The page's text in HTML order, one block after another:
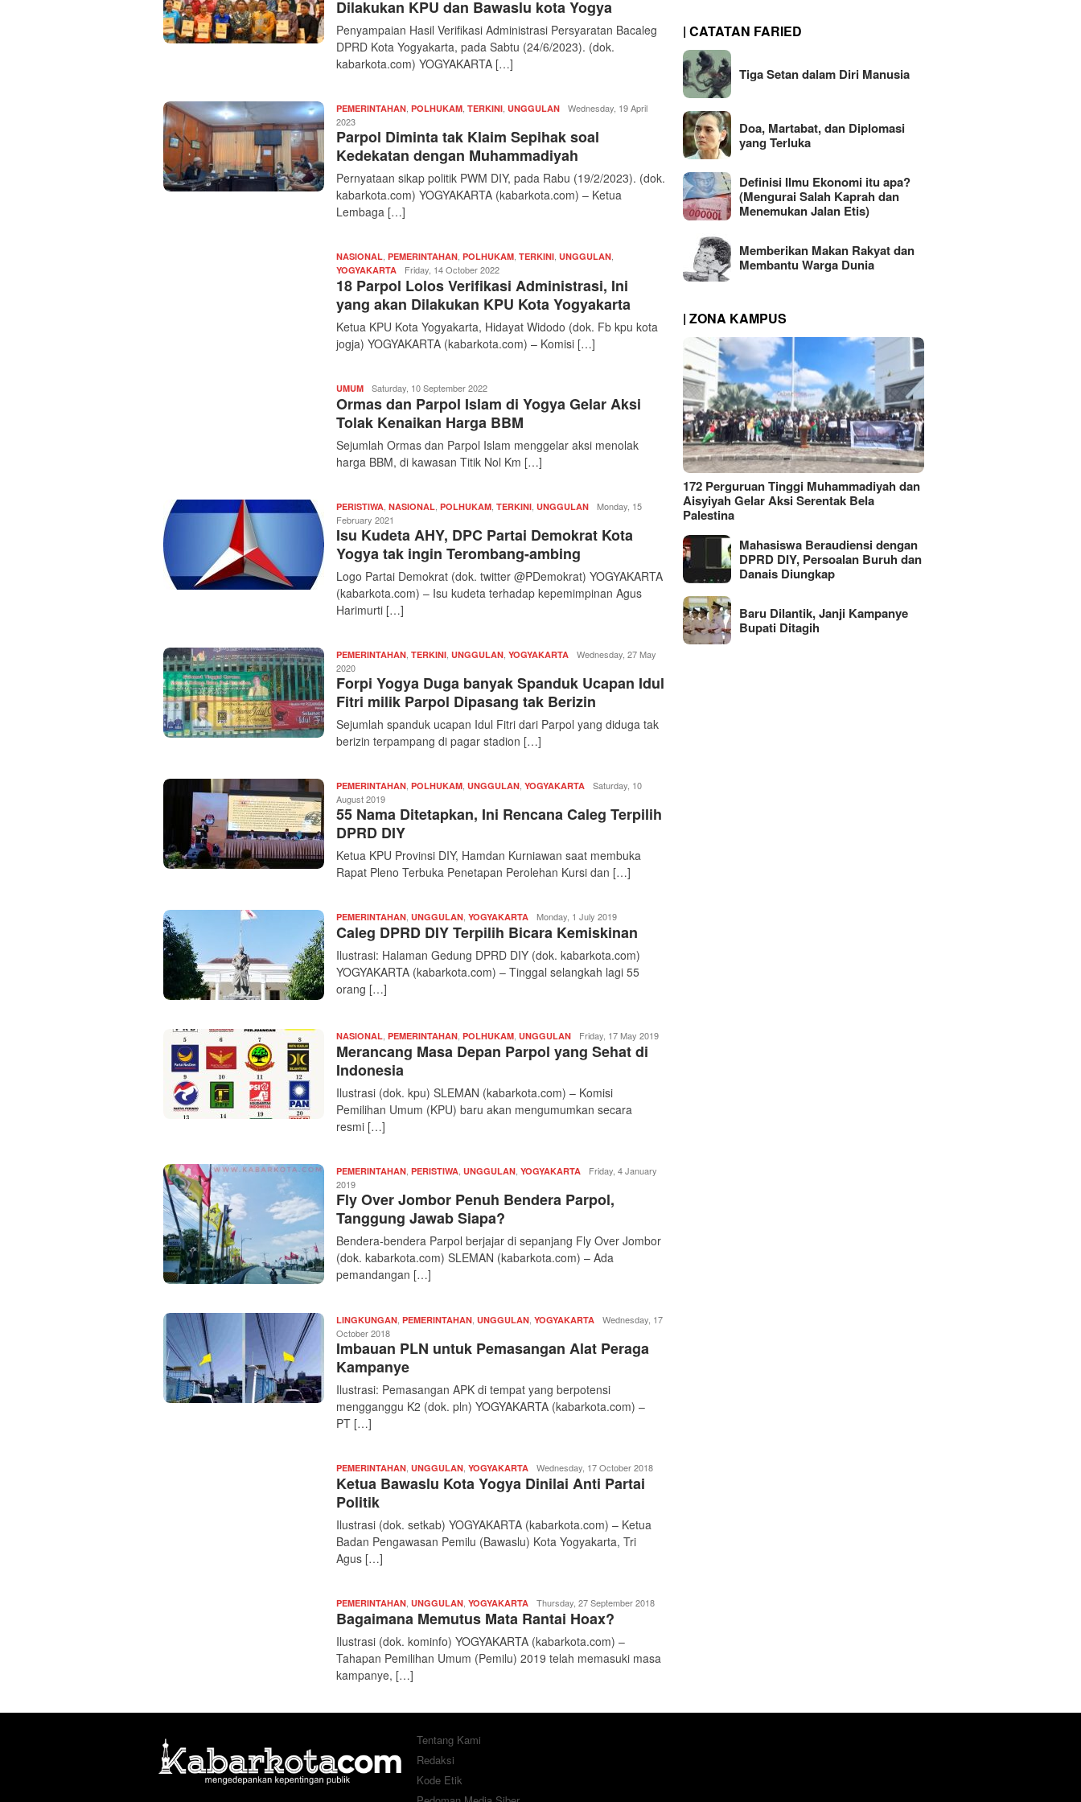
Dilakukan KPU dan Bawaslu kota Yogya
Penyampaian Hasil Verifikasi Administrasi Persyaratan Bacaleg
DPRD Kota Yogyakarta, pada Sabtu (24/6/2023). (dok.
kabarkota.com) YOGYAKARTA […]
PEMERINTAHAN POLHUKAM TERKINI UNGGULAN Redaksi
kabarkota
Wednesday, 19 April
2023
Parpol Diminta tak Klaim Sepihak soal
Kedekatan dengan Muhammadiyah
Pernyataan sikap politik PWM DIY, pada Rabu (19/2/2023). (dok.
kabarkota.com) YOGYAKARTA (kabarkota.com) – Ketua
Lembaga […]
NASIONAL PEMERINTAHAN POLHUKAM TERKINI UNGGULAN
YOGYAKARTA Redaksi
|
kabarkota
Friday, 14 October 2022
18 Parpol Lolos Verifikasi Administrasi, Ini
yang akan Dilakukan KPU Kota Yogyakarta
Ketua KPU Kota Yogyakarta, Hidayat Widodo (dok. Fb kpu kota
jogja) YOGYAKARTA (kabarkota.com) – Komisi […]
UMUM Redaksi
|
kabarkota
Saturday, 10 September 2022
Ormas dan Parpol Islam di Yogya Gelar Aksi
Tolak Kenaikan Harga BBM
Sejumlah Ormas dan Parpol Islam menggelar aksi menolak
harga BBM, di kawasan Titik Nol Km […]
PERISTIWA NASIONAL POLHUKAM TERKINI UNGGULAN Redaksi
kabarkota
Monday, 15
February 2021
Isu Kudeta AHY, DPC Partai Demokrat Kota
Yogya tak ingin Terombang-ambing
Logo Partai Demokrat (dok. twitter @PDemokrat) YOGYAKARTA
(kabarkota.com) – Isu kudeta terhadap kepemimpinan Agus
Harimurti […]
PEMERINTAHAN TERKINI UNGGULAN YOGYAKARTA Redaksi
kabarkota
Wednesday, 27 May
2020
Forpi Yogya Duga banyak Spanduk Ucapan Idul
Fitri milik Parpol Dipasang tak Berizin
Sejumlah spanduk ucapan Idul Fitri dari Parpol yang diduga tak
berizin terpampang di pagar stadion […]
PEMERINTAHAN POLHUKAM UNGGULAN YOGYAKARTA Redaksi
kabarkota
Saturday, 10
August 2019
55 Nama Ditetapkan, Ini Rencana Caleg Terpilih
DPRD DIY
Ketua KPU Provinsi DIY, Hamdan Kurniawan saat membuka
Rapat Pleno Terbuka Penetapan Perolehan Kursi dan […]
PEMERINTAHAN UNGGULAN YOGYAKARTA Redaksi
|
kabarkota
Monday, 1 July 2019
Caleg DPRD DIY Terpilih Bicara Kemiskinan
Ilustrasi: Halaman Gedung DPRD DIY (dok. kabarkota.com)
YOGYAKARTA (kabarkota.com) – Tinggal selangkah lagi 55
orang […]
NASIONAL PEMERINTAHAN POLHUKAM UNGGULAN Redaksi
|
kabarkota
Friday, 17 May 2019
Merancang Masa Depan Parpol yang Sehat di
Indonesia
Ilustrasi (dok. kpu) SLEMAN (kabarkota.com) – Komisi
Pemilihan Umum (KPU) baru akan mengumumkan secara
resmi […]
PEMERINTAHAN PERISTIWA UNGGULAN YOGYAKARTA Redaksi
kabarkota
Friday, 4 January
2019
Fly Over Jombor Penuh Bendera Parpol,
Tanggung Jawab Siapa?
Bendera-bendera Parpol berjajar di sepanjang Fly Over Jombor
(dok. kabarkota.com) SLEMAN (kabarkota.com) – Ada
pemandangan […]
LINGKUNGAN, PEMERINTAHAN, UNGGULAN, YOGYAKARTA Redaksi
kabarkota
Wednesday, 17
October 2018
Imbauan PLN untuk Pemasangan Alat Peraga
Kampanye
Ilustrasi: Pemasangan APK di tempat yang berpotensi
mengganggu K2 (dok. pln) YOGYAKARTA (kabarkota.com) –
PT […]
PEMERINTAHAN, UNGGULAN, YOGYAKARTA Redaksi
|
kabarkota
Wednesday, 17 October 2018
Ketua Bawaslu Kota Yogya Dinilai Anti Partai
Politik
Ilustrasi (dok. setkab) YOGYAKARTA (kabarkota.com) – Ketua
Badan Pengawasan Pemilu (Bawaslu) Kota Yogyakarta, Tri
Agus […]
PEMERINTAHAN, UNGGULAN, YOGYAKARTA Redaksi
|
kabarkota
Thursday, 27 September 2018
Bagaimana Memutus Mata Rantai Hoax?
Ilustrasi (dok. kominfo) YOGYAKARTA (kabarkota.com) –
Tahapan Pemilihan Umum (Pemilu) 2019 telah memasuki masa
kampanye, […]
| CATATAN FARIED
Tiga Setan dalam Diri Manusia
Doa, Martabat, dan Diplomasi
yang Terluka
Definisi Ilmu Ekonomi itu apa?
(Mengurai Salah Kaprah dan
Menemukan Jalan Etis)
Memberikan Makan Rakyat dan
Membantu Warga Dunia
| ZONA KAMPUS
172 Perguruan Tinggi Muhammadiyah dan
Aisyiyah Gelar Aksi Serentak Bela
Palestina
Mahasiswa Beraudiensi dengan
DPRD DIY, Persoalan Buruh dan
Danais Diungkap
Baru Dilantik, Janji Kampanye
Bupati Ditagih
Tentang Kami
Redaksi
Kode Etik